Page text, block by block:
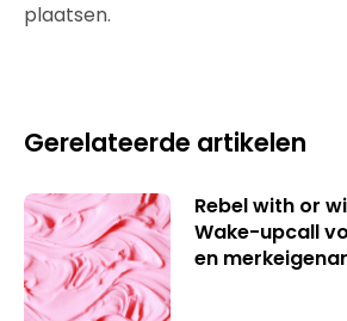
plaatsen.
Gerelateerde artikelen
Rebel with or
Wake-upcall
en